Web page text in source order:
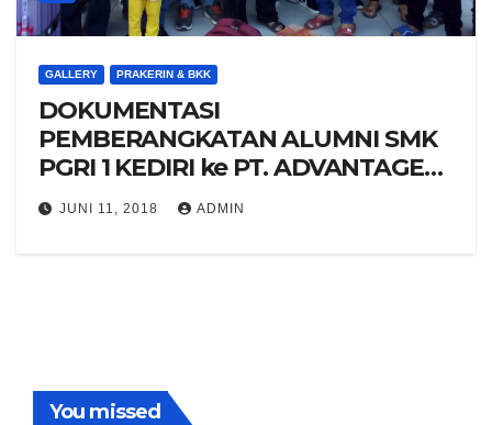
GALLERY PRAKERIN & BKK
DOKUMENTASI
PEMBERANGKATAN ALUMNI SMK
PGRI 1 KEDIRI ke PT. ADVANTAGE
SCM
JUNI 11, 2018 ADMIN
You missed